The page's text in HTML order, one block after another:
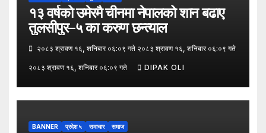
१३ वर्षको उमेरमै चीनमा नेपालको शान बढाए
तुलसीपुर–५ का करुण छन्त्याल
२०८३ श्रावण १६, शनिबार ०६:०९ गते २०८३ श्रावण १६, शनिबार ०६:०९ गते
२०८३ श्रावण १६, शनिबार ०६:०९ गते DIPAK OLI
BANNER प्रदेश ५ समाचार समाज